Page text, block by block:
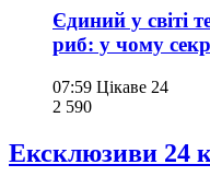
Єдиний у світі
риб: у чому
07:59 Цікаве 24
2 590
Ексклюзиви 24